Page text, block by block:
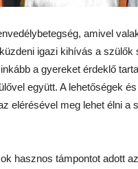
amivel
igazi kihívás a szülők
a gyereket érdeklő
együtt. A lehetőségek
elérésével meg lehet élni a
hasznos támpontot adott